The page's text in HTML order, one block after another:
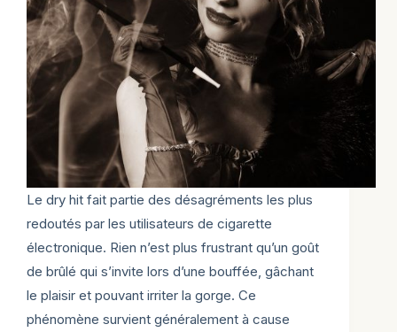
Le dry hit fait partie des désagréments les plus
redoutés par les utilisateurs de cigarette
électronique. Rien n’est plus frustrant qu’un goût
de brûlé qui s’invite lors d’une bouffée, gâchant
le plaisir et pouvant irriter la gorge. Ce
phénomène survient généralement à cause